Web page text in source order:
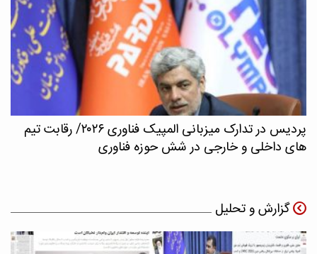
پردیس در تدارک میزبانی المپیک فناوری ۲۰۲۶/ رقابت تیم
های داخلی و خارجی در شش حوزه فناوری
گزارش و تحلیل